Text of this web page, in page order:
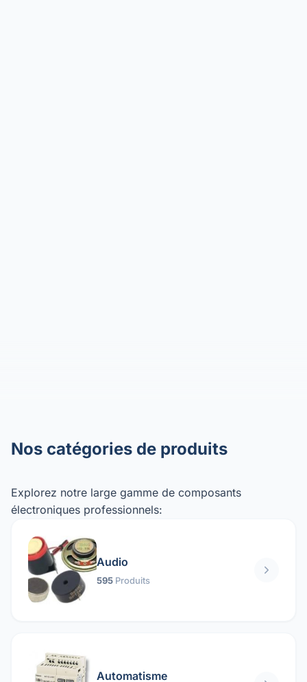
Nos catégories de produits
Explorez notre large gamme de composants
électroniques professionnels:
Audio
595 Produits
Automatisme